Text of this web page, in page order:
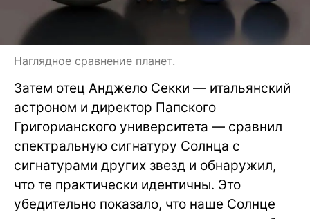
Наглядное сравнение планет.
Затем отец Анджело Секки — итальянский
астроном и директор Папского
Григорианского университета — сравнил
спектральную сигнатуру Солнца с
сигнатурами других звезд и обнаружил,
что те практически идентичны. Это
убедительно показало, что наше Солнце